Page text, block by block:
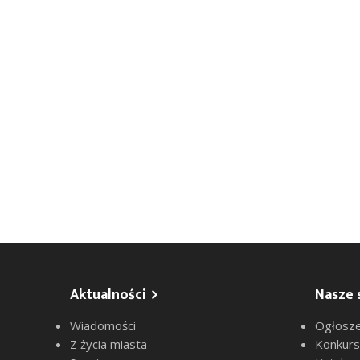
Aktualności
Wiadomości
Z życia miasta